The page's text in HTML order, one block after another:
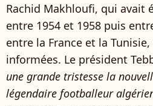
Rachid Makhloufi, qui avait
entre 1954 et 1958 puis
entre la France et la
informées. Le président
une grande tristesse la
légendaire footballeur